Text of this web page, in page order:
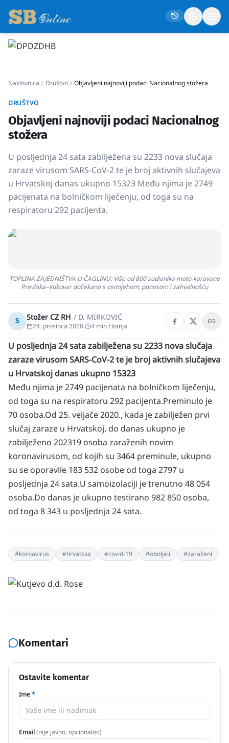
Društvo
Politika
Gospodarstvo
Život
Crna kronika
Sport
Kultura
Osmrtnice
Naslovnica Društvo Objavljeni najnoviji podaci Nacionalnog stožera
DRUŠTVO
Objavljeni najnoviji podaci Nacionalnog
stožera
U posljednja 24 sata zabilježena su 2233 nova slučaja
zaraze virusom SARS-CoV-2 te je broj aktivnih slučajeva
u Hrvatskoj danas ukupno 15323 Među njima je 2749
pacijenata na bolničkom liječenju, od toga su na
respiratoru 292 pacijenta.
TOPLINA ZAJEDNIŠTVA U ČAGLINU: Više od 800 sudionika moto-karavane
Prevlaka–Vukovar dočekano s osmijehom, ponosom i zahvalnošću
S Stožer CZ RH / D. MIRKOVIĆ
24. prosinca 2020. 4 min čitanja
U posljednja 24 sata zabilježena su 2233 nova slučaja
zaraze virusom SARS-CoV-2 te je broj aktivnih slučajeva
u Hrvatskoj danas ukupno 15323
Među njima je 2749 pacijenata na bolničkom liječenju,
od toga su na respiratoru 292 pacijenta.Preminulo je
70 osoba.Od 25. veljače 2020., kada je zabilježen prvi
slučaj zaraze u Hrvatskoj, do danas ukupno je
zabilježeno 202319 osoba zaraženih novim
koronavirusom, od kojih su 3464 preminule, ukupno
su se oporavile 183 532 osobe od toga 2797 u
posljednja 24 sata.U samoizolaciji je trenutno 48 054
osoba.Do danas je ukupno testirano 982 850 osoba,
od toga 8 343 u posljednja 24 sata.
#koroavirus #hrvatska #covid-19 #oboljeli #zaraženi
Komentari
Ostavite komentar
Ime*
Email(nije javno, opcionalno)